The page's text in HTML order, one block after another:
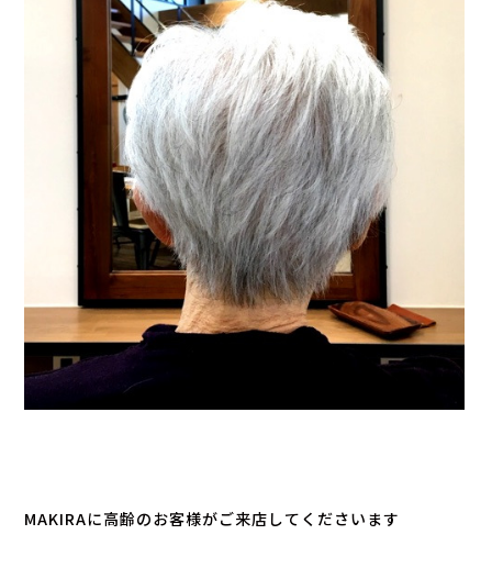
MAKIRAに高齢のお客様がご来店してくださいます